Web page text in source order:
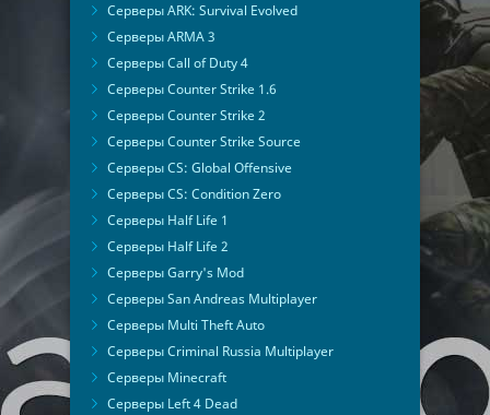
Серверы ARK: Survival Evolved
Серверы ARMA 3
Серверы Call of Duty 4
Серверы Counter Strike 1.6
Серверы Counter Strike 2
Серверы Counter Strike Source
Серверы CS: Global Offensive
Серверы CS: Condition Zero
Серверы Half Life 1
Серверы Half Life 2
Серверы Garry's Mod
Серверы San Andreas Multiplayer
Серверы Multi Theft Auto
Серверы Criminal Russia Multiplayer
Серверы Minecraft
Серверы Left 4 Dead